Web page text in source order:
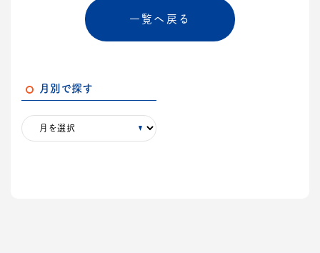
月別で探す
一覧へ戻る